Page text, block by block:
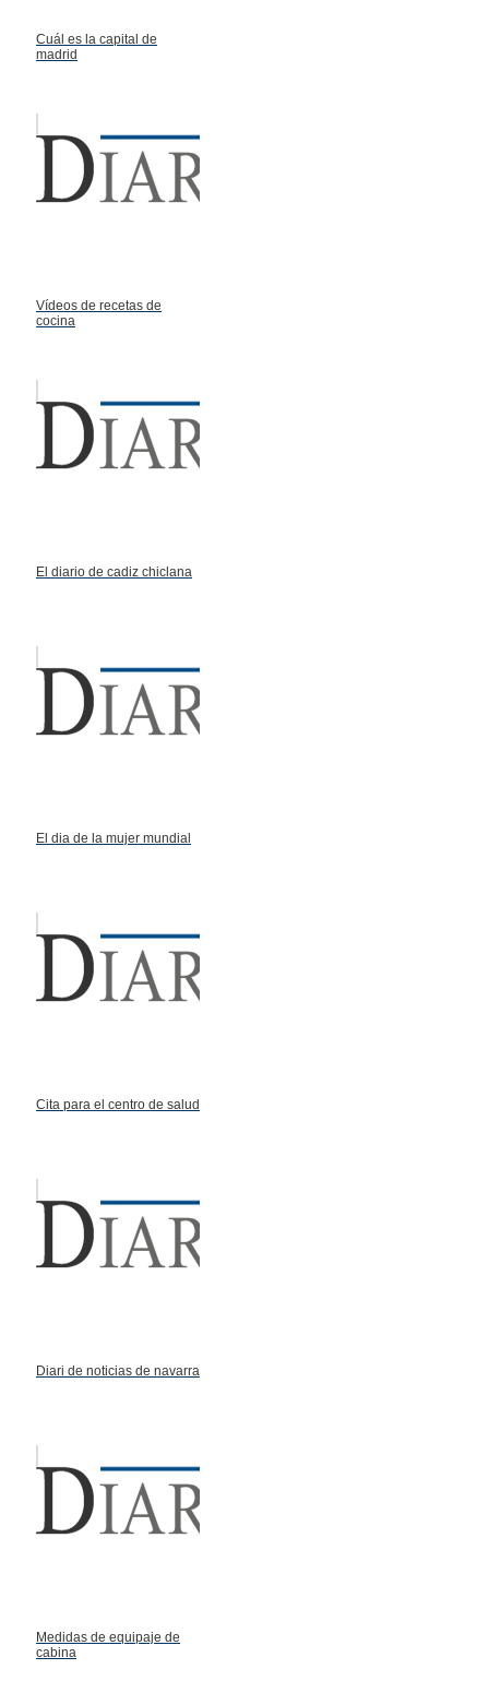
Cuál es la capital de
madrid
Vídeos de recetas de
cocina
El diario de cadiz chiclana
El dia de la mujer mundial
Cita para el centro de salud
Diari de noticias de navarra
Medidas de equipaje de
cabina